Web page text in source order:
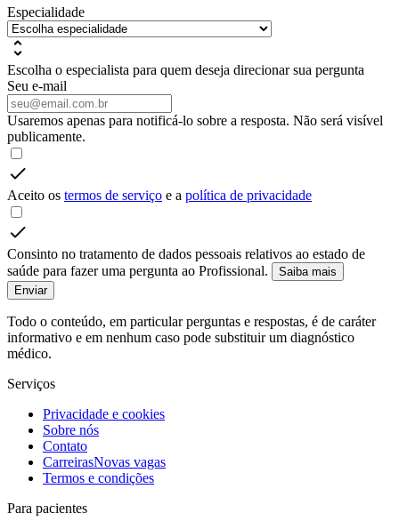
Especialidade
Escolha o especialista para quem deseja direcionar sua pergunta
Seu e-mail
Usaremos apenas para notificá-lo sobre a resposta. Não será visível
publicamente.
Aceito os termos de serviço e a política de privacidade
Consinto no tratamento de dados pessoais relativos ao estado de
saúde para fazer uma pergunta ao Profissional.
Saiba mais
Enviar
Todo o conteúdo, em particular perguntas e respostas, é de caráter
informativo e em nenhum caso pode substituir um diagnóstico
médico.
Serviços
Privacidade e cookies
Sobre nós
Contato
CarreirasNovas vagas
Termos e condições
Para pacientes